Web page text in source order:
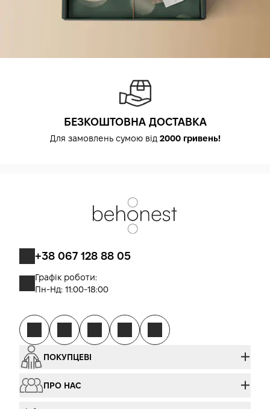
БЕЗКОШТОВНА ДОСТАВКА
Для замовлень сумою від 2000 гривень!
+38 067 128 88 05
Графік роботи:
Пн-Нд: 11:00-18:00
ПОКУПЦЕВІ
ПРО НАС